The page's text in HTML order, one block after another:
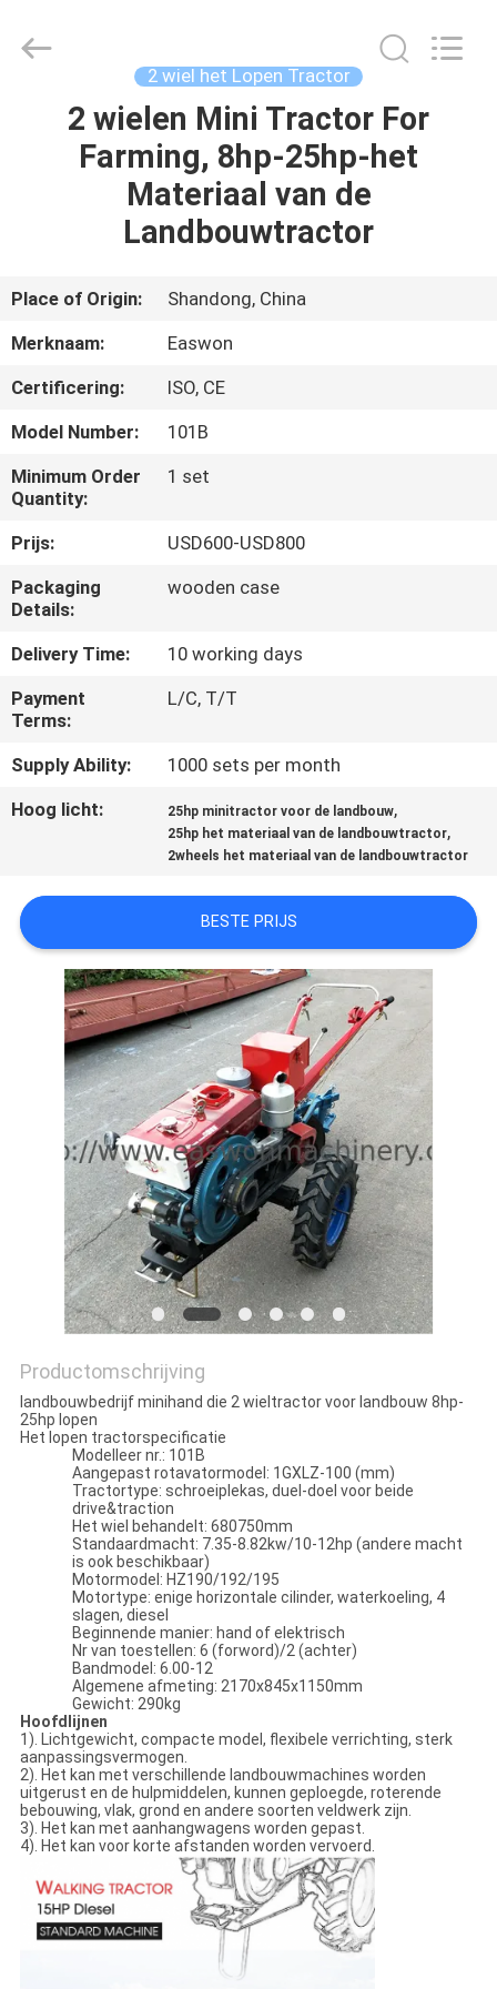
HUIS
PRODUCTEN
ONS
KWALITEITSCONTROLE
CONTACTEER
ONS
NIEUWS
VERZOEK
OM EEN
CITAAT
PRIVACY
POLICY
Export
2 wiel het Lopen Tractor
2 wielen Mini Tractor For
Farming, 8hp-25hp-het
Materiaal van de
Landbouwtractor
Place of Origin:
Shandong, China
Merknaam:
Easwon
Certificering:
ISO, CE
Model Number:
101B
Minimum Order
Quantity:
1 set
Prijs:
USD600-USD800
Packaging
Details:
wooden case
Delivery Time:
10 working days
Payment
Terms:
L/C, T/T
Supply Ability:
1000 sets per month
Hoog licht:
25hp minitractor voor de landbouw,
25hp het materiaal van de landbouwtractor,
2wheels het materiaal van de landbouwtractor
BESTE PRIJS
Productomschrijving
landbouwbedrijf minihand die 2 wieltractor voor landbouw 8hp-
25hp lopen
Het lopen tractorspecificatie
Modelleer nr.: 101B
Aangepast rotavatormodel: 1GXLZ-100 (mm)
Tractortype: schroeiplekas, duel-doel voor beide
drive&traction
Het wiel behandelt: 680750mm
Standaardmacht: 7.35-8.82kw/10-12hp (andere macht
is ook beschikbaar)
Motormodel: HZ190/192/195
Motortype: enige horizontale cilinder, waterkoeling, 4
slagen, diesel
Beginnende manier: hand of elektrisch
Nr van toestellen: 6 (forword)/2 (achter)
Bandmodel: 6.00-12
Algemene afmeting: 2170x845x1150mm
Gewicht: 290kg
Hoofdlijnen
1). Lichtgewicht, compacte model, flexibele verrichting, sterk
aanpassingsvermogen.
2). Het kan met verschillende landbouwmachines worden
uitgerust en de hulpmiddelen, kunnen geploegde, roterende
bebouwing, vlak, grond en andere soorten veldwerk zijn.
3). Het kan met aanhangwagens worden gepast.
4). Het kan voor korte afstanden worden vervoerd.